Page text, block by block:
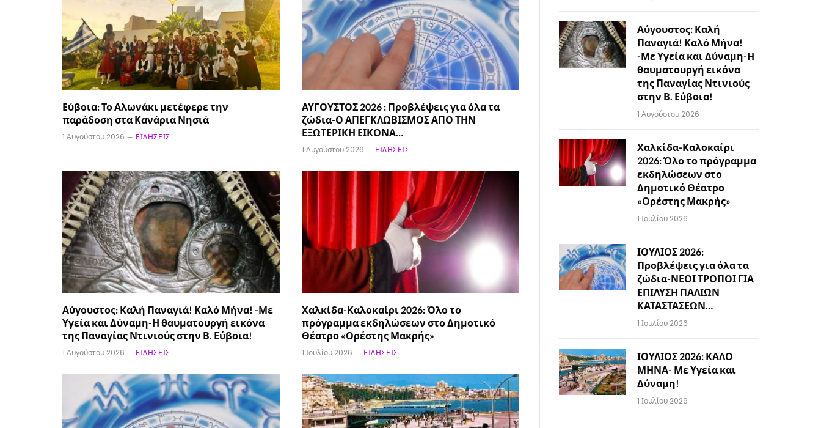
Εύβοια: Το Αλωνάκι μετέφερε την
παράδοση στα Κανάρια Νησιά
1 Αυγούστου 2026 ΕΙΔΉΣΕΙΣ
ΑΥΓΟΥΣΤΟΣ 2026 : Προβλέψεις για όλα τα
ζώδια-Ο ΑΠΕΓΚΛΩΒΙΣΜΟΣ ΑΠΟ ΤΗΝ
ΕΞΩΤΕΡΙΚΗ ΕΙΚΟΝΑ…
1 Αυγούστου 2026 ΕΙΔΉΣΕΙΣ
Αύγουστος: Καλή Παναγιά! Καλό Μήνα! -Με
Υγεία και Δύναμη-Η θαυματουργή εικόνα
της Παναγίας Ντινιούς στην Β. Εύβοια!
1 Αυγούστου 2026 ΕΙΔΉΣΕΙΣ
Χαλκίδα-Καλοκαίρι 2026: Όλο το
πρόγραμμα εκδηλώσεων στο Δημοτικό
Θέατρο «Ορέστης Μακρής»
1 Ιουλίου 2026 ΕΙΔΉΣΕΙΣ
Αύγουστος: Καλή
Παναγιά! Καλό Μήνα!
-Με Υγεία και Δύναμη-Η
θαυματουργή εικόνα
της Παναγίας Ντινιούς
στην Β. Εύβοια!
1 Αυγούστου 2026
Χαλκίδα-Καλοκαίρι
2026: Όλο το πρόγραμμα
εκδηλώσεων στο
Δημοτικό Θέατρο
«Ορέστης Μακρής»
1 Ιουλίου 2026
ΙΟΥΛΙΟΣ 2026:
Προβλέψεις για όλα τα
ζώδια-ΝΕΟΙ ΤΡΟΠΟΙ ΓΙΑ
ΕΠΙΛΥΣΗ ΠΑΛΙΩΝ
ΚΑΤΑΣΤΑΣΕΩΝ…
1 Ιουλίου 2026
ΙΟΥΛΙΟΣ 2026: ΚΑΛΟ
ΜΗΝΑ- Με Υγεία και
Δύναμη!
1 Ιουλίου 2026